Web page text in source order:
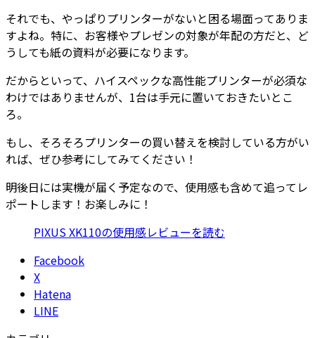
それでも、やっぱりプリンターがないと困る場面ってありま
すよね。特に、お客様やプレゼンの対象が年配の方だと、ど
うしても紙の資料が必要になります。
だからといって、ハイスペックな高性能プリンターが必須な
わけではありませんが、1台は手元に置いておきたいとこ
ろ。
もし、そろそろプリンターの買い替えを検討している方がい
れば、ぜひ参考にしてみてください！
明後日には実機が届く予定なので、使用感も含めて追ってレ
ポートします！お楽しみに！
PIXUS XK110の使用感レビューを読む
Facebook
X
Hatena
LINE